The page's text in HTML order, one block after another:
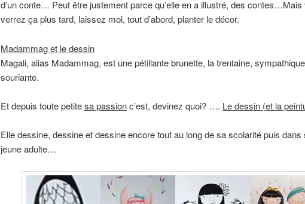
d’un conte… Peut être justement parce qu’elle en a illustré, des contes…Mais
verrez ça plus tard, laissez moi, tout d’abord, planter le décor.
Madammag et le dessin
Magali, alias Madammag, est une pétillante brunette, la trentaine,
souriante.
Et depuis toute petitesa passionc’est, devinez quoi? …. Le dessin (et la
Elle dessine, dessine et dessine encore tout au long de sa scolarité puis dans
jeune adulte…